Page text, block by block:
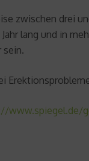
zwischen drei
lang und in
sein.
www.spiegel.de/